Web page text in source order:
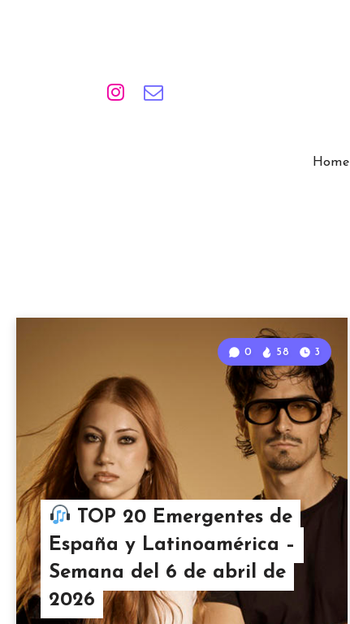
Home
TOP 20 Emergentes de
España y Latinoamérica –
Semana del 6 de abril de
2026
0 58 3